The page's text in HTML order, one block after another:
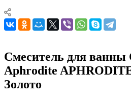
Смеситель для ванны
Aphrodite
Золото